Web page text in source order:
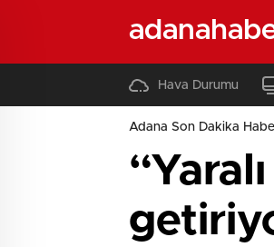
Hava Durumu
Adana Son Dakika